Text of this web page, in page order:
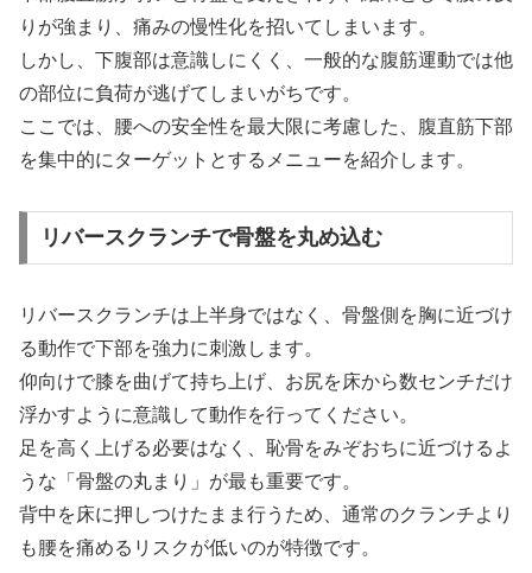
りが強まり、痛みの慢性化を招いてしまいます。
しかし、下腹部は意識しにくく、一般的な腹筋運動では他
の部位に負荷が逃げてしまいがちです。
ここでは、腰への安全性を最大限に考慮した、腹直筋下部
を集中的にターゲットとするメニューを紹介します。
リバースクランチで骨盤を丸め込む
リバースクランチは上半身ではなく、骨盤側を胸に近づけ
る動作で下部を強力に刺激します。
仰向けで膝を曲げて持ち上げ、お尻を床から数センチだけ
浮かすように意識して動作を行ってください。
足を高く上げる必要はなく、恥骨をみぞおちに近づけるよ
うな「骨盤の丸まり」が最も重要です。
背中を床に押しつけたまま行うため、通常のクランチより
も腰を痛めるリスクが低いのが特徴です。